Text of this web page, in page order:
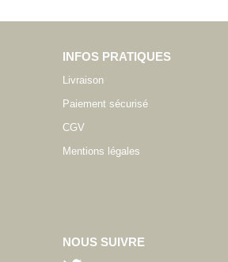
INFOS PRATIQUES
Livraison
Paiement sécurisé
CGV
Mentions légales
NOUS SUIVRE